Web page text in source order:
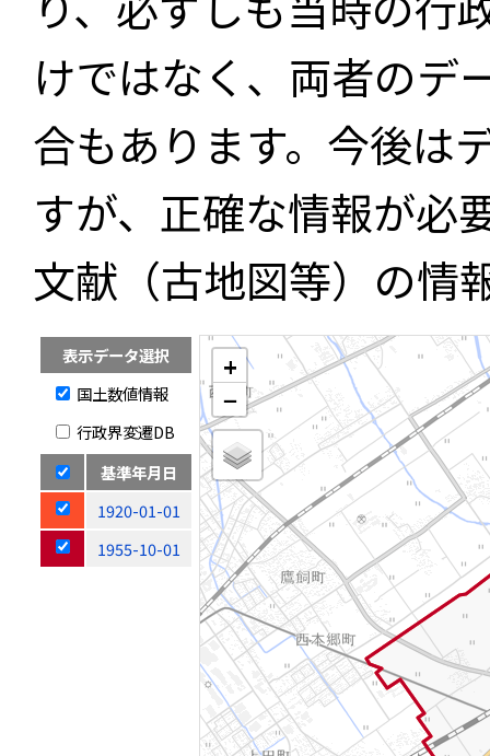
けではなく、両者のデ
合もあります。今後は
すが、正確な情報が必
文献（古地図等）の情
表示データ選択
国土数値情報
行政界変遷DB
基準年月日
1920-01-01
1955-10-01
+
−